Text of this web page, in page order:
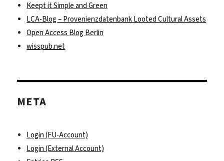
Keept it Simple and Green
LCA-Blog – Provenienzdatenbank Looted Cultural Assets
Open Access Blog Berlin
wisspub.net
META
Login (FU-Account)
Login (External Account)